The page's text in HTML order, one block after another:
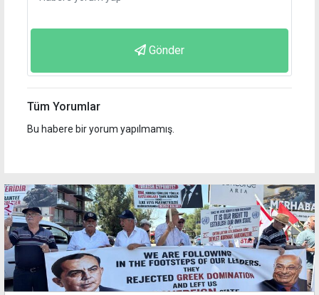
Gönder
Tüm Yorumlar
Bu habere bir yorum yapılmamış.